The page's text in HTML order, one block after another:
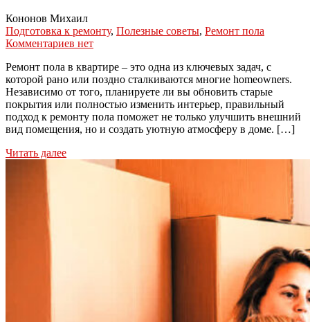
Кононов Михаил
Подготовка к ремонту, Полезные советы, Ремонт пола
Комментариев нет
Ремонт пола в квартире – это одна из ключевых задач, с
которой рано или поздно сталкиваются многие homeowners.
Независимо от того, планируете ли вы обновить старые
покрытия или полностью изменить интерьер, правильный
подход к ремонту пола поможет не только улучшить внешний
вид помещения, но и создать уютную атмосферу в доме. […]
Читать далее